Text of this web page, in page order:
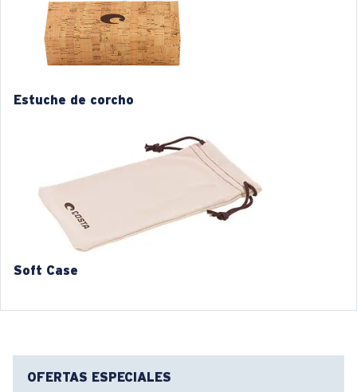
M
3. Ancho del lente:
52 mm
4. Altura del lente:
43 mm
4. Altura del lente:
44.7 mm
5. Longitud de la patilla:
Estuche de corcho
Soft Case
OFERTAS ESPECIALES